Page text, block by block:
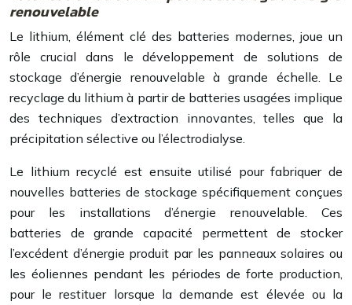
renouvelable
Le lithium, élément clé des batteries modernes, joue un
rôle crucial dans le développement de solutions de
stockage d’énergie renouvelable à grande échelle. Le
recyclage du lithium à partir de batteries usagées implique
des techniques d’extraction innovantes, telles que la
précipitation sélective ou l’électrodialyse.
Le lithium recyclé est ensuite utilisé pour fabriquer de
nouvelles batteries de stockage spécifiquement conçues
pour les installations d’énergie renouvelable. Ces
batteries de grande capacité permettent de stocker
l’excédent d’énergie produit par les panneaux solaires ou
les éoliennes pendant les périodes de forte production,
pour le restituer lorsque la demande est élevée ou la